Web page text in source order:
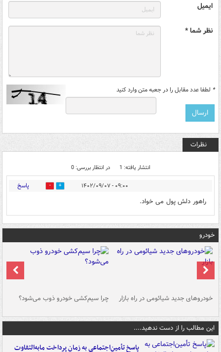
ایمیل
نظر شما *
* لطفا عدد مقابل را در جعبه متن وارد کنید
نظرات
انتشار یافته: 1 در انتظار بررسی: 0
۰۹:۰۰ - ۱۴۰۲/۰۹/۰۷ 0 پاسخ
راهور دلش پول می خواد.
خودرو
خودروهای جدید شیائومی در راه بازار چرا سیم‌کشی خودرو ذوب می‌شود؟
این مطالب را از دست ندهید....
پاسخ تأمین‌اجتماعی به زمان پرداخت مابه‌التفاوت